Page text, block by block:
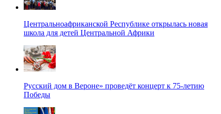
Центральноафриканской Республике открылась новая
школа для детей Центральной Африки
Русский дом в Вероне» проведёт концерт к 75-летию
Победы